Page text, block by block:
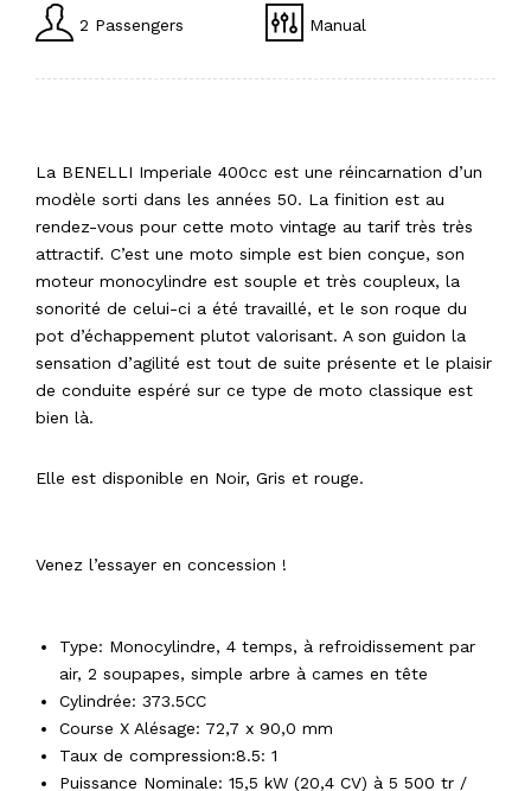
2 Passengers Manual
La BENELLI Imperiale 400cc est une réincarnation d’un
modèle sorti dans les années 50. La finition est au
rendez-vous pour cette moto vintage au tarif très très
attractif. C’est une moto simple est bien conçue, son
moteur monocylindre est souple et très coupleux, la
sonorité de celui-ci a été travaillé, et le son roque du
pot d’échappement plutot valorisant. A son guidon la
sensation d’agilité est tout de suite présente et le plaisir
de conduite espéré sur ce type de moto classique est
bien là.
Elle est disponible en Noir, Gris et rouge.
Venez l’essayer en concession !
Type: Monocylindre, 4 temps, à refroidissement par
air, 2 soupapes, simple arbre à cames en tête
Cylindrée: 373.5CC
Course X Alésage: 72,7 x 90,0 mm
Taux de compression:8.5: 1
Puissance Nominale: 15,5 kW (20,4 CV) à 5 500 tr /